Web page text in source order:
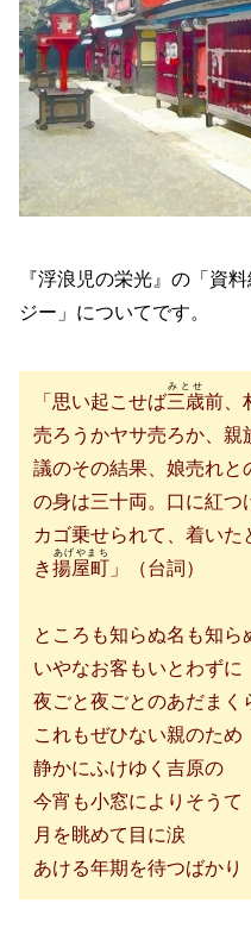
『浮浪児の栄光』の「資
ジー」についてです。
「思い起こせば三歳
みとせ
前、
売ろうかヤサ売ろか、親
議のその結果、娘売れと
の身は三十両。口に紅つ
カゴ乗せられて、着い
き揚屋町
あげやまち
」（台詞）
ところも知らぬ名も知ら
いやなお客もいとわずに
夜ごと夜ごとのあだまく
これもぜひない親のため
静かにふけゆく吉原の
今宵も小窓によりそうて
月を眺めて目に涙
あける年期を待つばかり